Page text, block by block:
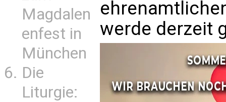
Magdalen
enfest in
München
Die
Liturgie:
werde derzeit